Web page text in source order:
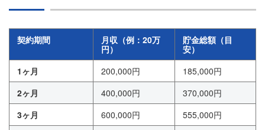
契約期間
月収（例：20万
円）
貯金総額（目
安）
1ヶ月
200,000円
185,000円
2ヶ月
400,000円
370,000円
3ヶ月
600,000円
555,000円